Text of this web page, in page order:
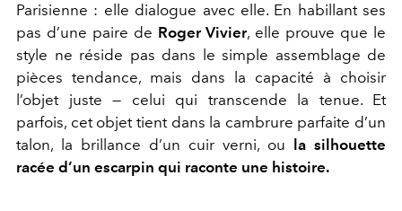
Parisienne : elle dialogue avec elle. En habillant ses
pas d’une paire de Roger Vivier, elle prouve que le
style ne réside pas dans le simple assemblage de
pièces tendance, mais dans la capacité à choisir
l’objet juste — celui qui transcende la tenue. Et
parfois, cet objet tient dans la cambrure parfaite d’un
talon, la brillance d’un cuir verni, ou
la silhouette
racée d’un escarpin qui raconte une histoire.